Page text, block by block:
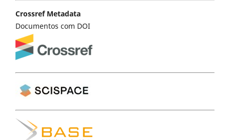
Crossref Metadata
Documentos com DOI